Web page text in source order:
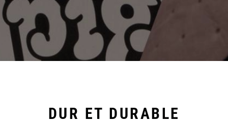
DUR ET DURABLE